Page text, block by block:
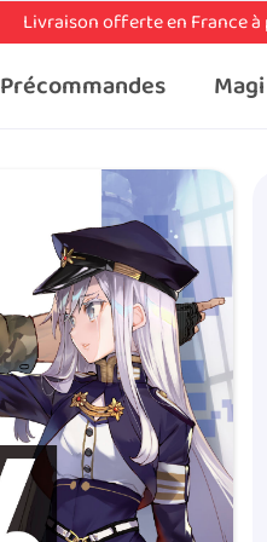
Livraison offerte en France
Précommandes Magi